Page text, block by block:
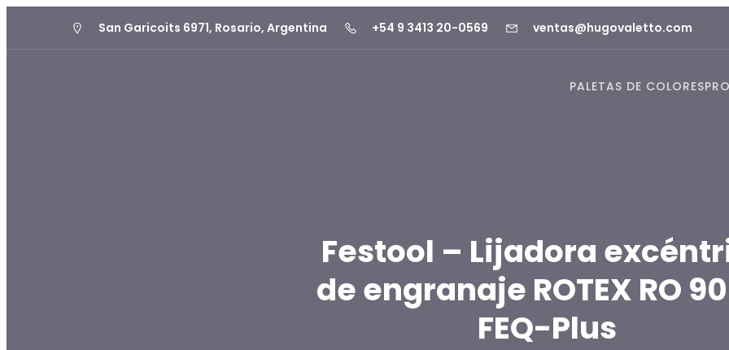
San Garicoits 6971, Rosario, Argentina +54 9 3413 20-0569 ventas@hugovaletto.com
PALETAS DE COLORES
Festool – Lijadora
de engranaje ROTEX RO
FEQ-Plus